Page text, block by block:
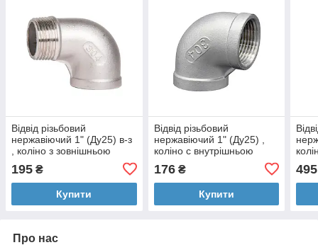
Відвід різьбовий
нержавіючий 1" (Ду25) в-з
, коліно з зовнішньою
сталі AISI304
195 ₴
Купити
Відвід різьбовий
нержавіючий 1" (Ду25) ,
коліно с внутрішньою
сталі AISI304
176₴
Купити
495
Про нас